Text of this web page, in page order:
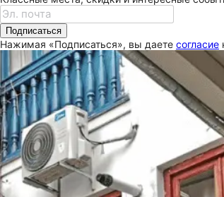
Подписаться
Нажимая «Подписаться», вы даете согласие